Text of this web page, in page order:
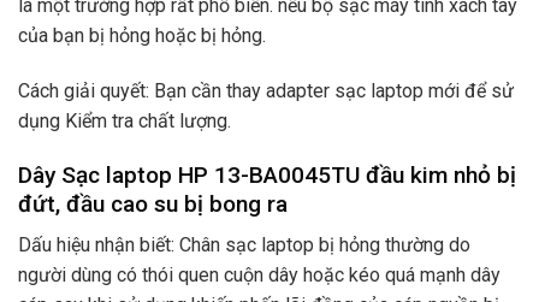
là một trường hợp rất phổ biến. nếu bộ sạc máy tính xách tay
của bạn bị hỏng hoặc bị hỏng.
Cách giải quyết: Bạn cần thay adapter sạc laptop mới để sử
dụng Kiểm tra chất lượng.
Dây Sạc laptop HP 13-BA0045TU đầu kim nhỏ bị
đứt, đầu cao su bị bong ra
Dấu hiệu nhận biết: Chân sạc laptop bị hỏng thường do
người dùng có thói quen cuộn dây hoặc kéo quá mạnh dây